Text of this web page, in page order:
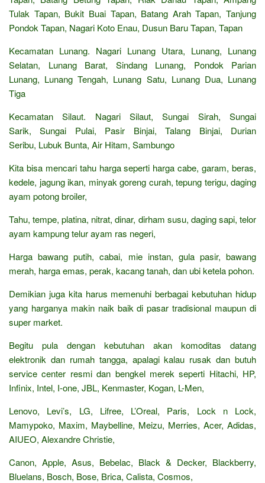
Tulak Tapan, Bukit Buai Tapan, Batang Arah Tapan, Tanjung
Pondok Tapan, Nagari Koto Enau, Dusun Baru Tapan, Tapan
Kecamatan Lunang. Nagari Lunang Utara, Lunang, Lunang
Selatan, Lunang Barat, Sindang Lunang, Pondok Parian
Lunang, Lunang Tengah, Lunang Satu, Lunang Dua, Lunang
Tiga
Kecamatan Silaut. Nagari Silaut, Sungai Sirah, Sungai
Sarik, Sungai Pulai, Pasir Binjai, Talang Binjai, Durian
Seribu, Lubuk Bunta, Air Hitam, Sambungo
Kita bisa mencari tahu harga seperti harga cabe, garam, beras,
kedele, jagung ikan, minyak goreng curah, tepung terigu, daging
ayam potong broiler,
Tahu, tempe, platina, nitrat, dinar, dirham susu, daging sapi, telor
ayam kampung telur ayam ras negeri,
Harga bawang putih, cabai, mie instan, gula pasir, bawang
merah, harga emas, perak, kacang tanah, dan ubi ketela pohon.
Demikian juga kita harus memenuhi berbagai kebutuhan hidup
yang harganya makin naik baik di pasar tradisional maupun di
super market.
Begitu pula dengan kebutuhan akan komoditas datang
elektronik dan rumah tangga, apalagi kalau rusak dan butuh
service center resmi dan bengkel merek seperti Hitachi, HP,
Infinix, Intel, I-one, JBL, Kenmaster, Kogan, L-Men,
Lenovo, Levi’s, LG, Lifree, L’Oreal, Paris, Lock n Lock,
Mamypoko, Maxim, Maybelline, Meizu, Merries, Acer, Adidas,
AIUEO, Alexandre Christie,
Canon, Apple, Asus, Bebelac, Black & Decker, Blackberry,
Bluelans, Bosch, Bose, Brica, Calista, Cosmos,